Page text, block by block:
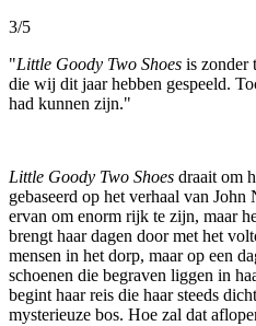
3/5
"Little Goody Two Shoes is zonder
die wij dit jaar hebben gespeeld.
had kunnen zijn."
Little Goody Two Shoes draait om
gebaseerd op het verhaal van
ervan om enorm rijk te zijn, maar
brengt haar dagen door met het
mensen in het dorp, maar op een
schoenen die begraven liggen in
begint haar reis die haar steeds
mysterieuze bos. Hoe zal dat